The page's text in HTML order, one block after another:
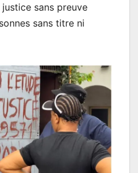
sans preuve
sans titre ni